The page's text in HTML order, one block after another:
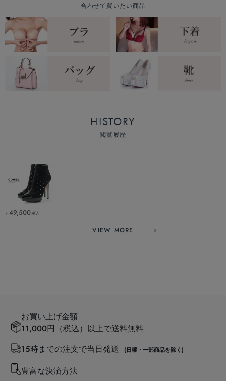
合わせて買いたい商品
HISTORY
閲覧履歴
￥ 49,500税込
VIEW MORE
お買い上げ金額
11,000円（税込）以上で送料無料
15時までの注文で当日発送
(日曜・一部商品を除く)
豊富な決済方法